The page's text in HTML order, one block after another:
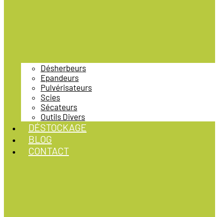
Désherbeurs
Epandeurs
Pulvérisateurs
Scies
Sécateurs
Outils Divers
DÉSTOCKAGE
BLOG
CONTACT